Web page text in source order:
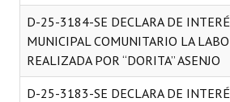
D-25-3184-SE DECLARA DE
MUNICIPAL COMUNITARIO LA
REALIZADA POR “DORITA” ASENJO
D-25-3183-SE DECLARA DE